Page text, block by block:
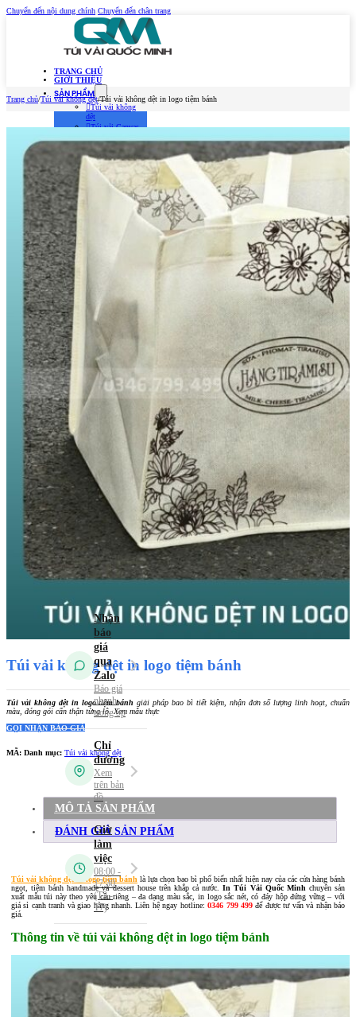
Chuyển đến nội dung chính Chuyển đến chân trang
TRANG CHỦ
GIỚI THIỆU
SẢN PHẨM
Túi vải không
dệt
Túi vải Canvas
Túi vải đay –
Linen
Túi vải dù
Túi vải thời
MẪU TÚI VẢI 2026
TIN TỨC
Kiến Thức Túi Vải
LIÊN HỆ
Giới thiệu
Túi vải
không dệt
Túi vải
Canvas (Túi vải
Túi vải
đay – Linen
Mẫu Túi Vải 2026
Tin tức
Kiến Thức Túi Vải
Kiến Thức In Túi
Vải
Tuyển dụng
Liên hệ
Trang chủ/Túi vải không dệt/Túi vải không dệt in logo tiệm bánh
Túi vải không dệt in logo tiệm bánh
Túi vải không dệt in logo tiệm bánh giải pháp bao bì tiết kiệm, nhận đơn số lượng linh hoạt, chuẩn
màu, đóng gói cẩn thận từng lô. Xem mẫu thực
GỌI NHẬN BÁO GIÁ
MÃ: Danh mục: Túi vải không dệt
MÔ TẢ SẢN PHẨM
ĐÁNH GIÁ SẢN PHẨM
Túi vải không dệt in logo tiệm bánh là lựa chọn bao bì phổ biến nhất hiện nay của các cửa hàng bánh
ngọt, tiệm bánh handmade và dessert house trên khắp cả nước.In Túi Vải Quốc Minh chuyên sản
xuất mẫu túi này theo yêu cầu riêng – đa dạng màu sắc, in logo sắc nét, có đáy hộp đứng vững – với
giá sỉ cạnh tranh và giao hàng nhanh. Liên hệ ngay hotline:0346 799 499 để được tư vấn và nhận báo
giá.
Thông tin về túi vải không dệt in logo tiệm bánh